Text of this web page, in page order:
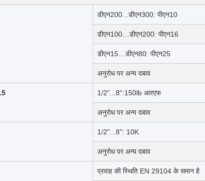
डीएन200...डीएन300: पीएन10
डीएन100…डीएन200: पीएन16
डीएन15…डीएन80: पीएन25
अनुरोध पर अन्य दबाव
1/2"...8":150lb आरएफ
अनुरोध पर अन्य दबाव
1/2"...8": 10K
अनुरोध पर अन्य दबाव
प्रवाह की स्थिति EN 29104 के समान है